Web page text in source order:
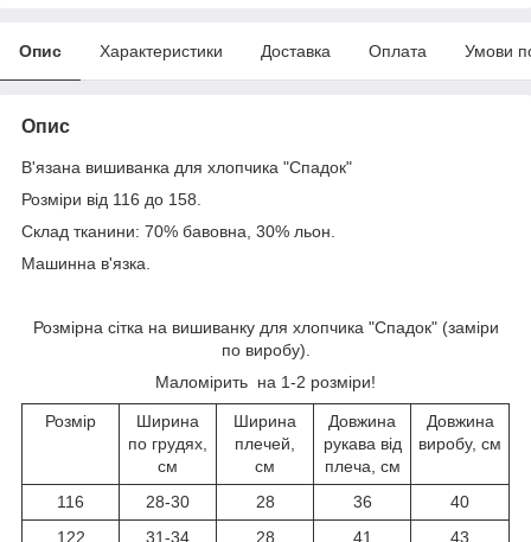
Опис Характеристики Доставка Оплата Умови
Опис
В'язана вишиванка для хлопчика "Спадок"
Розміри від 116 до 158.
Склад тканини: 70% бавовна, 30% льон.
Машинна в'язка.
Розмірна сітка на вишиванку для хлопчика "Спадок" (заміри
по виробу).
Маломірить на 1-2 розміри!
Розмір
Ширина
по грудях,
см
Ширина
плечей,
см
Довжина
рукава від
плеча, см
Довжина
виробу, см
116 28-30 28 36
40
122
31-34 28 41
43